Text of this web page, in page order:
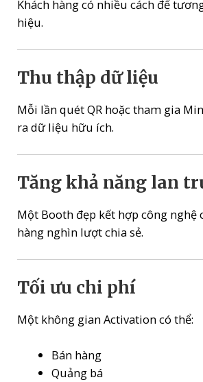
Khách hàng có nhiều cách để
hiệu.
Thu thập dữ liệu
Mỗi lần quét QR hoặc tham gia
ra dữ liệu hữu ích.
Tăng khả năng lan
Một Booth đẹp kết hợp công nghệ
hàng nghìn lượt chia sẻ.
Tối ưu chi phí
Một không gian Activation có thể:
Bán hàng
Quảng bá